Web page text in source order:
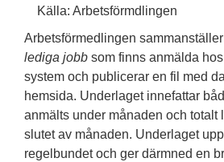
Källa: Arbetsförmdlingen
Arbetsförmedlingen
lediga jobb som finns anmälda
system och publicerar en fil med
hemsida. Underlaget innefattar
anmälts under månaden och totalt
slutet av månaden. Underlaget
regelbundet och ger därmned en